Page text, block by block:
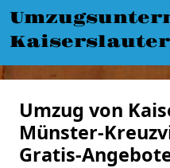
Umzug von
Münster-
Gratis-